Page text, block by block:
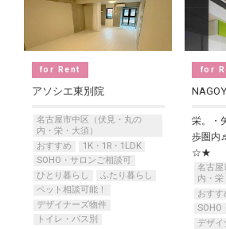
for Rent
アソシエ東別院
名古屋市中区（伏見・丸の
内・栄・大須）
おすすめ
1K・1R・1LDK
SOHO・サロンご相談可
ひとり暮らし
ふたり暮らし
ペット相談可能！
デザイナーズ物件
トイレ・バス別
for
栄。・
歩圏内
☆★
名古屋
内・栄
おすす
SOHO
デザイ